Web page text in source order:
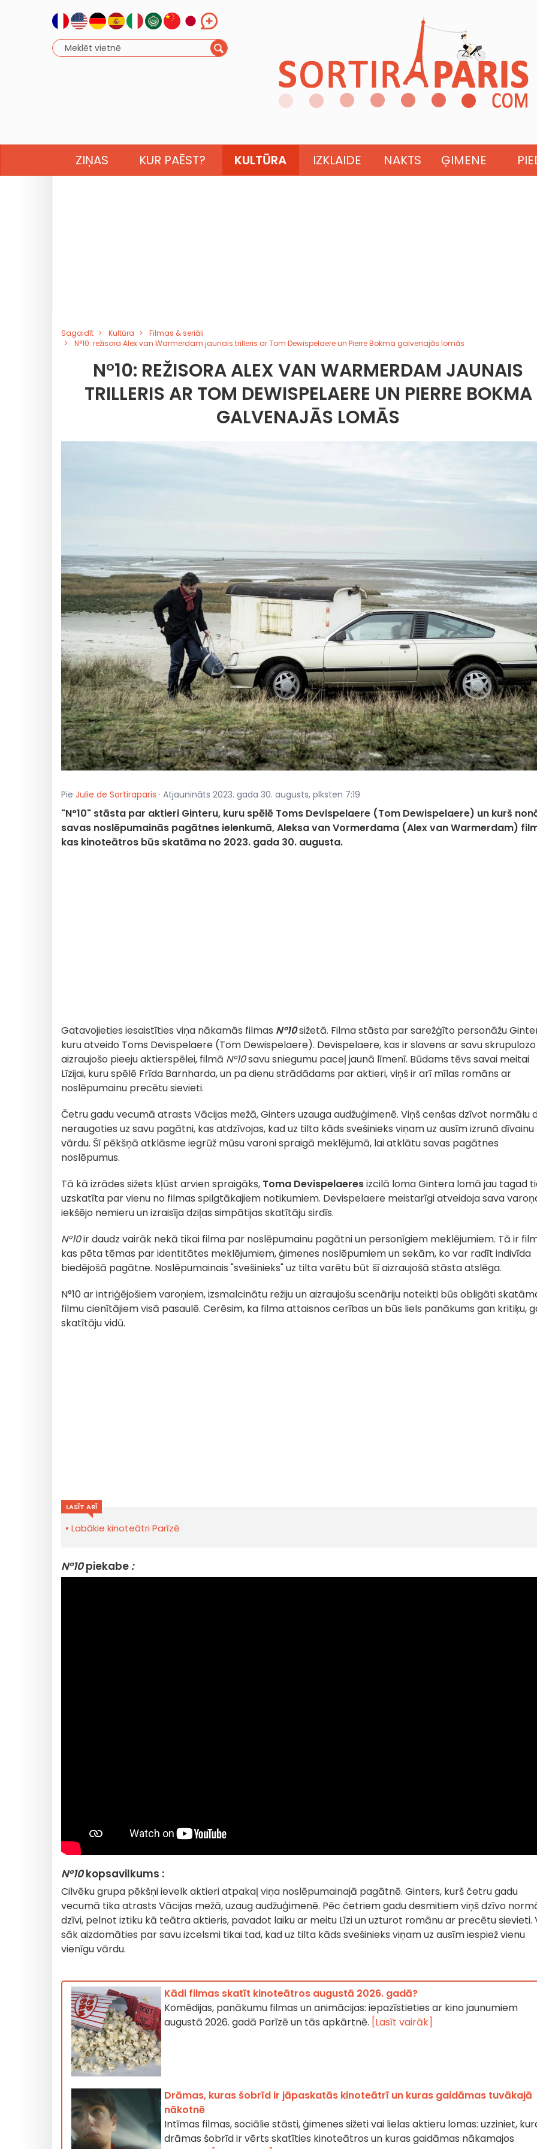
ZIŅAS KUR PAĒST? KULTŪRA IZKLAIDE NAKTS ĢIMENE
Sagaidīt Kultūra
Filmas & seriāli
N°10: režisora Alex van Warmerdam jaunais trilleris ar Tom Dewispelaere un Pierre Bokma galvenajās lomās
N°10: REŽISORA ALEX VAN WARMERDAM JAUNAIS
TRILLERIS AR TOM DEWISPELAERE UN PIERRE BOKMA
GALVENAJĀS LOMĀS
Pie Julie de Sortiraparis · Atjaunināts 2023. gada 30. augusts, plksten 7:19
"N°10" stāsta par aktieri Ginteru, kuru spēlē Toms Devispelaere (Tom Dewispelaere) un kurš
savas noslēpumainās pagātnes ielenkumā, Aleksa van Vormerdama (Alex van Warmerdam)
kas kinoteātros būs skatāma no 2023. gada 30. augusta.
Gatavojieties iesaistīties viņa nākamās filmas N°10sižetā. Filma stāsta par sarežģīto personāžu
kuru atveido Toms Devispelaere (Tom Dewispelaere). Devispelaere, kas ir slavens ar savu
aizraujošo pieeju aktierspēlei, filmā N°10savu sniegumu paceļ jaunā līmenī. Būdams tēvs savai meitai
Līzijai, kuru spēlē Frīda Barnharda, un pa dienu strādādams par aktieri, viņš ir arī mīlas romāns ar
noslēpumainu precētu sievieti.
Četru gadu vecumā atrasts Vācijas mežā, Ginters uzauga audžuģimenē. Viņš cenšas dzīvot normālu
neraugoties uz savu pagātni, kas atdzīvojas, kad uz tilta kāds svešinieks viņam uz ausīm izrunā dīvainu
vārdu. Šī pēkšņā atklāsme iegrūž mūsu varoni spraigā meklējumā, lai atklātu savas pagātnes
noslēpumus.
Tā kā izrādes sižets kļūst arvien spraigāks, Toma Devispelaeresizcilā loma Gintera lomā jau tagad
uzskatīta par vienu no filmas spilgtākajiem notikumiem. Devispelaere meistarīgi atveidoja sava
iekšējo nemieru un izraisīja dziļas simpātijas skatītāju sirdīs.
N°10ir daudz vairāk nekā tikai filma par noslēpumainu pagātni un personīgiem meklējumiem. Tā ir
kas pēta tēmas par identitātes meklējumiem, ģimenes noslēpumiem un sekām, ko var radīt indivīda
biedējošā pagātne. Noslēpumainais "svešinieks" uz tilta varētu būt šī aizraujošā stāsta atslēga.
N°10 ar intriģējošiem varoņiem, izsmalcinātu režiju un aizraujošu scenāriju noteikti būs obligāti
filmu cienītājiem visā pasaulē. Cerēsim, ka filma attaisnos cerības un būs liels panākums gan kritiķu,
skatītāju vidū.
LASĪT ARĪ
Labākie kinoteātri Parīzē
N°10piekabe :
N°10kopsavilkums :
Cilvēku grupa pēkšņi ievelk aktieri atpakaļ viņa noslēpumainajā pagātnē. Ginters, kurš četru gadu
vecumā tika atrasts Vācijas mežā, uzaug audžuģimenē. Pēc četriem gadu desmitiem viņš dzīvo
dzīvi, pelnot iztiku kā teātra aktieris, pavadot laiku ar meitu Līzi un uzturot romānu ar precētu sievieti.
sāk aizdomāties par savu izcelsmi tikai tad, kad uz tilta kāds svešinieks viņam uz ausīm iespiež vienu
vienīgu vārdu.
Kādi filmas skatīt kinoteātros augustā 2026. gadā?
Komēdijas, panākumu filmas un animācijas: iepazīstieties ar kino jaunumiem
augustā 2026. gadā Parīzē un tās apkārtnē. [Lasīt vairāk]
Drāmas, kuras šobrīd ir jāpaskatās kinoteātrī un kuras gaidāmas tuvākajā
nākotnē
Intīmas filmas, sociālie stāsti, ģimenes sižeti vai lielas aktieru lomas: uzziniet,
drāmas šobrīd ir vērts skatīties kinoteātros un kuras gaidāmas nākamajos